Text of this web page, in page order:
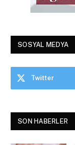
SOSYAL MEDYA
Twitter
SON HABERLER